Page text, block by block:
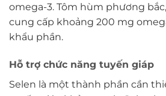
omega-3. Tôm hùm phương
cung cấp khoảng 200 mg
khẩu phần.
Hỗ trợ chức năng tuyến giáp
Selen là một thành phần cần